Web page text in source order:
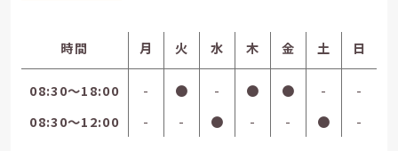
時間 月 火 水 木 金 土 日
08:30〜18:00 - ● - ● ● -
-
08:30〜12:00
- - ● - - ● -